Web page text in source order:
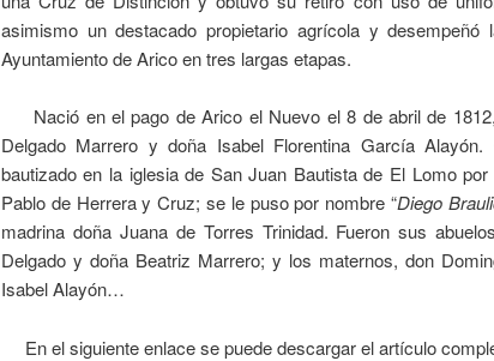
asimismo un destacado propietario agrícola y
Ayuntamiento de Arico en tres largas etapas.
Nació en el pago de Arico el Nuevo el 8 de abril de
Delgado Marrero y doña Isabel Florentina García
bautizado en la iglesia de San Juan Bautista de El Lomo
Pablo de Herrera y Cruz; se le puso por nombre “Diego
madrina doña Juana de Torres Trinidad. Fueron sus
Delgado y doña Beatriz Marrero; y los maternos, don
Isabel Alayón…
En el siguiente enlace se puede descargar el artículo